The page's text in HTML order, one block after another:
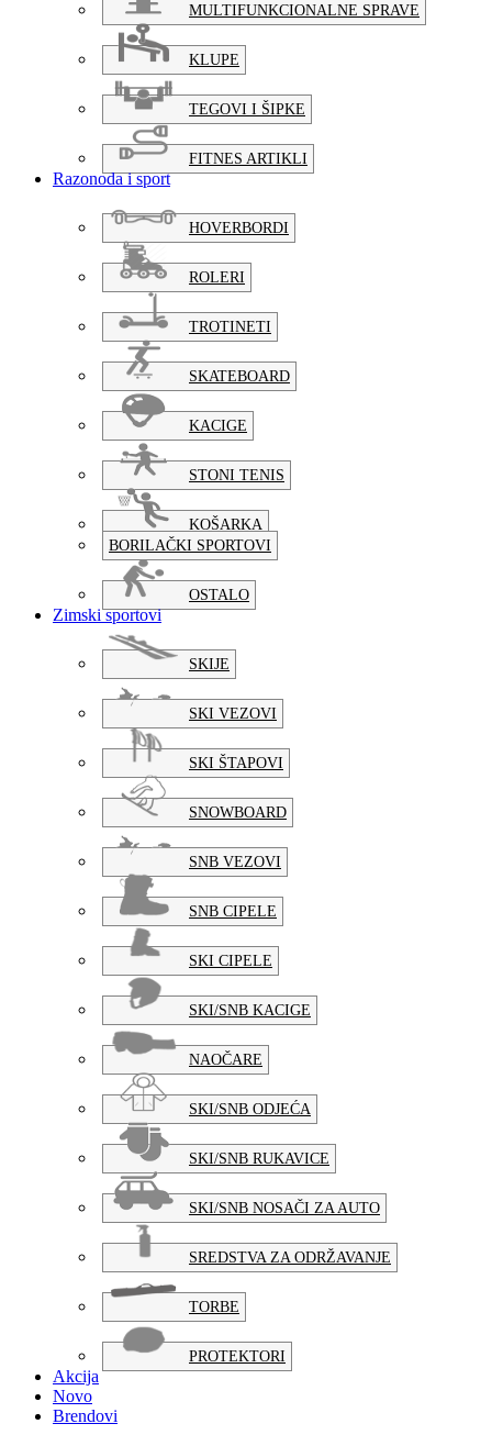
MULTIFUNKCIONALNE SPRAVE
KLUPE
TEGOVI I ŠIPKE
FITNES ARTIKLI
Razonoda i sport
HOVERBORDI
ROLERI
TROTINETI
SKATEBOARD
KACIGE
STONI TENIS
KOŠARKA
BORILAČKI SPORTOVI
OSTALO
Zimski sportovi
SKIJE
SKI VEZOVI
SKI ŠTAPOVI
SNOWBOARD
SNB VEZOVI
SNB CIPELE
SKI CIPELE
SKI/SNB KACIGE
NAOČARE
SKI/SNB ODJEĆA
SKI/SNB RUKAVICE
SKI/SNB NOSAČI ZA AUTO
SREDSTVA ZA ODRŽAVANJE
TORBE
PROTEKTORI
Akcija
Novo
Brendovi